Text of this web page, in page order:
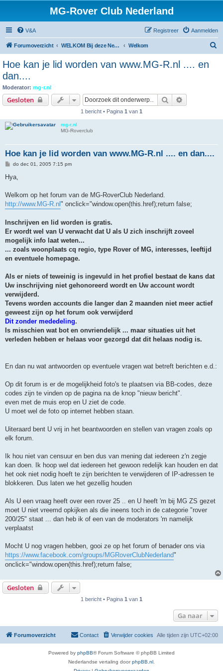
MG-Rover Club Nederland
V&A Aanmelden
Registreer
Forumoverzicht WELKOM Bij deze Nederlandse Online MG-Roverclub Welkom
Hoe kan je lid worden van www.MG-R.nl .... en
dan....
Moderator: mg-r.nl
Gesloten Zoek
1 bericht • Pagina 1 van 1
mg-r.nl
MG-Roverclub
Hoe kan je lid worden van www.MG-R.nl .... en dan....
B
r
i
h
do dec 01, 2005 7:15 pm
Hya,
Welkom op het forum van de MG-RoverClub Nederland.
http://www.MG-R.nl" onclick="window.open(this.href);return false;
Inschrijven en lid worden is gratis.
Er wordt wel van U verwacht dat U als U zich inschrijft zoveel
mogelijk info laat weten...
... zoals woonplaats cq regio, type Rover of MG, interesses, leeftijd
en eventuele homepage.
Als er niets of teweinig is ingevuld in het profiel bestaat de kans dat
Uw inschrijving niet gehonoreerd wordt en Uw account wordt
verwijderd.
Tevens worden accounts die langer dan 2 maanden niet meer actief
geweest zijn op het forum ook verwijderd
Dit zonder mededeling.
Is misschien wat bot en onvriendelijk ... maar situaties uit het
verleden hebben er helaas voor gezorgd dat dit helaas nodig is.
En dan nu wat antwoorden op eventuele vragen wat betreft berichten e.d.:
Op dit forum is er de mogelijkheid foto's te plaatsen via BB-codes, deze
codes zijn te vinden op de pagina na de knop "nieuw bericht".
even met de muis erop en U ziet de code.
U moet wel de foto op internet hebben staan.
Uiteraard bent U vrij in het beantwoorden en stellen van vragen zoals op
elk forum.
Ik hou niet van censuur en ben dus van mening dat iedereen z'n zegje
kan doen. Ik hoop wel dat iedereen het gewoon redelijk kan houden en dat
het ook niet nodig hoeft te zijn berichten te verwijderen of IP-adressen te
blokkeren. Dus laten we het gezellig houden
Als U een vraag heeft over een rover 25 .. en U heeft 'm bij MG ZS gezet
moet U niet vreemd opkijken als die ineens toch in de categorie "rover
200/25" staat ... dan heb ik of een van de moderators 'm namelijk
verplaatst
Mocht U nog vragen hebben, gooi ze op het forum of benader ons via
https://www.facebook.com/groups/MGRoverClubNederland"
onclick="window.open(this.href);return false;
Gesloten
1 bericht • Pagina 1 van 1
Ga naar
Forumoverzicht Alle tijden zijn UTC+02:00
Verwijder cookies
Contact
Powered by phpBB® Forum Software © phpBB Limited
Nederlandse vertaling doorphpBB.nl